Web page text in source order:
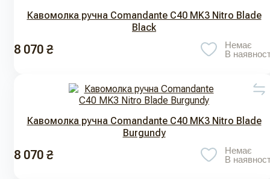
Кавомолка ручна Comandante С40 MK3 Nitro Blade
Black
8 070 ₴
Немає
В
Кавомолка ручна Comandante С40 MK3 Nitro Blade
Burgundy
8 070 ₴
Немає
В